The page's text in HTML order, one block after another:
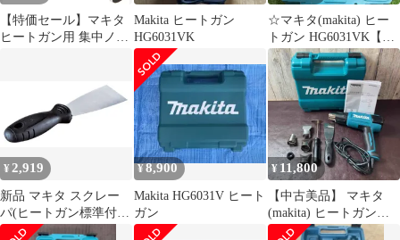
【特価セール】マキタ
ヒートガン用 集中ノズ
Makita ヒートガン
HG6031VK
☆マキタ(makita) ヒー
トガン HG6031VK【川
崎店】
¥ 2,919
新品 マキタ スクレー
パ(ヒートガン標準付属
品)塗装・シールはがし
¥8,900
Makita HG6031V ヒート
ガン
¥ 11,800
【中古美品】 マキタ
(makita) ヒートガン
HG6031VK 【東大和